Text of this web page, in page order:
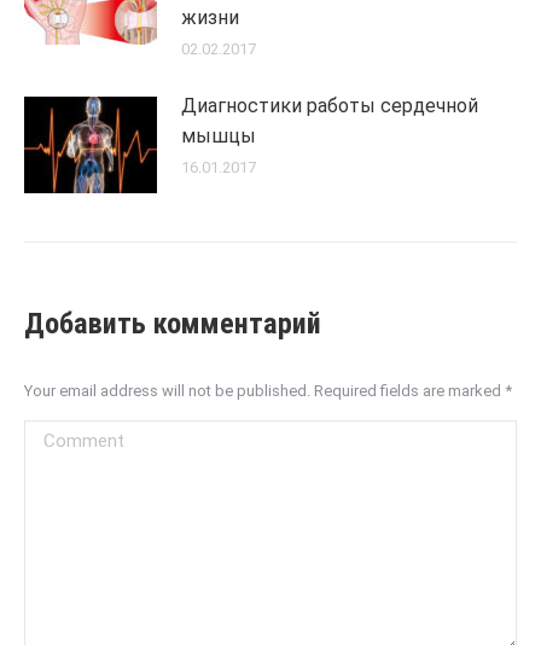
жизни
02.02.2017
Диагностики работы сердечной
мышцы
16.01.2017
Добавить комментарий
Your email address will not be published. Required fields are marked *
Comment